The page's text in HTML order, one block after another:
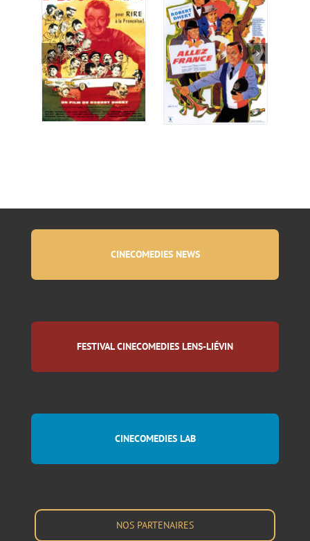
CINECOMEDIES NEWS
FESTIVAL CINECOMEDIES LENS-LIÉVIN
CINECOMEDIES LAB
NOS PARTENAIRES